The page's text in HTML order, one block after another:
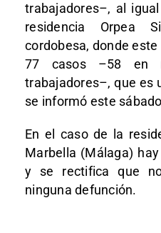
trabajadores–, al
residencia Orpea
cordobesa, donde
77 casos –58 en
trabajadores–, que es
se informó este
En el caso de la
Marbella (Málaga)
y se rectifica que
ninguna defunción.